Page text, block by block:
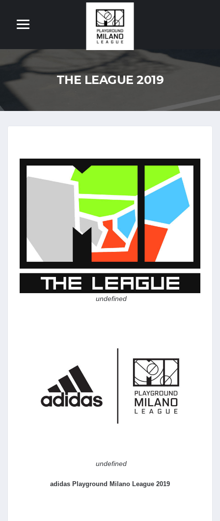
THE LEAGUE 2019
undefined
undefined
adidas Playground Milano League 2019